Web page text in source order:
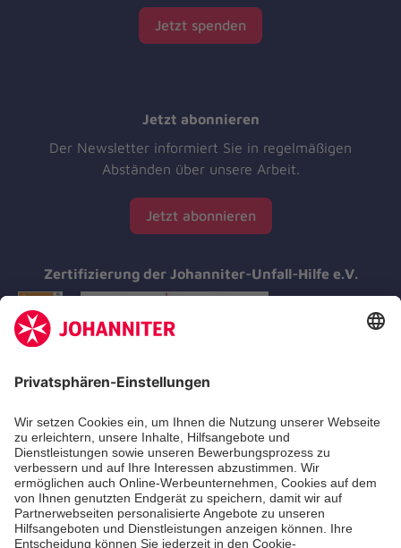
Jetzt spenden
Jetzt abonnieren
Der Newsletter informiert Sie in regelmäßigen
Abständen über unsere Arbeit.
Jetzt abonnieren
Zertifizierung der Johanniter-Unfall-Hilfe e.V.
Aus- & Fortbildungen
Erste-Hilfe-Kurse
Jobs & Ehrenamt